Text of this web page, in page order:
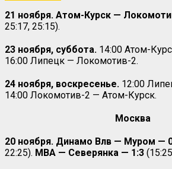
21 ноября. Атом-Курск —
25:17, 25:15).
23 ноября, суббота. 14:00 Атом-
16:00 Липецк — Локомотив-2.
24 ноября, воскресенье. 12:00
14:00 Локомотив-2 — Атом-Курск.
Москва
20 ноября. Динамо Влв — Муром —
22:25). МВА — Северянка — 1:3